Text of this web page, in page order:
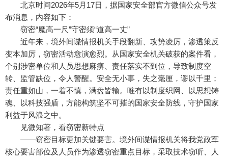
北京时间2026年5月17日，据国家安全部官方微信公众号发
布消息，内容如下：
窃密“魔高一尺”守密须“道高一丈”
近年来，境外间谍情报机关手段翻新、攻势凌厉，渗透策反
变本加厉，窃密活动愈演愈烈。从国家安全机关破获的案件看，
个别涉密单位和人员思想麻痹、责任落实不到位，导致制度空
转、监管缺位，令人警醒。安全无小事，失之毫厘，谬以千里；
责任重如山，一着不慎，满盘皆输。唯有以制度织网、以思想铸
魂、以科技强盾，方能构筑坚不可摧的国家安全防线，守护国家
利益于风浪之中。
见微知著，看窃密新特点
——窃密目标更加关键要害。境外间谍情报机关将我党政军
核心要害部位及人员作为渗透窃密重点目标，采取技术窃听、人